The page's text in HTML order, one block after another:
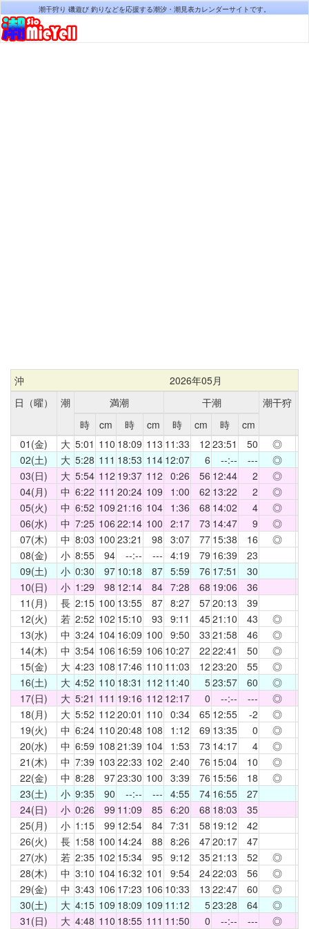
潮干狩り 磯遊び 釣りなどを応援する潮汐・潮見表カレンダーサイトです。
沖
2026年05月
日（曜）
潮 満潮 干潮 潮干狩
時
cm 時 cm 時 cm 時
cm
01(金)
大 5:01 110 18:09 113 11:33 12 23:51 50 ◎
02(土)
大 5:28 111 18:53 114 12:07 6 --:-- --- ◎
03(日)
大 5:54 112 19:37 112 0:26 56 12:44 2 ◎
04(月)
中 6:22 111 20:24 109 1:00 62 13:22 2 ◎
05(火)
中 6:52 109 21:16 104 1:36 68 14:02 4 ◎
06(水)
中 7:25 106 22:14 100 2:17 73 14:47 9 ◎
07(木)
中 8:03 100 23:21 98 3:07 77 15:38 16 ◎
08(金)
小 8:55 94 --:-- --- 4:19 79 16:39 23
09(土)
小 0:30 97 10:18 87 5:59 76 17:51 30
10(日)
小 1:29 98 12:14 84 7:28 68 19:06 36
11(月)
長 2:15 100 13:55 87 8:27 5720:13 39
12(火)
若 2:52 102 15:10 93 9:11 4521:10 43 ◎
13(水)
中 3:24 104 16:09 100 9:50 33 21:58 46 ◎
14(木)
中 3:54 106 16:59 106 10:27 22 22:41 50 ◎
15(金)
大 4:23 108 17:46 110 11:03 12 23:20 55 ◎
16(土)
大 4:52 110 18:31 112 11:40 523:57 60 ◎
17(日)
大 5:21 111 19:16 112 12:17 0 --:-- --- ◎
18(月)
大 5:52 112 20:01 110 0:34 65 12:55 -2 ◎
19(火)
中 6:24 110 20:48 108 1:12 69 13:35 0 ◎
20(水)
中 6:59 108 21:39 104 1:53 73 14:17 4 ◎
21(木)
中 7:39 103 22:33 102 2:40 76 15:04 10 ◎
22(金)
中 8:28 9723:30 100 3:39 76 15:56 18 ◎
23(土)
小 9:35 90 --:-- --- 4:55 74 16:55 27
24(日)
小 0:26 99 11:09 85 6:20 68 18:03 35
25(月)
小 1:15 99 12:54 84 7:31 58 19:12 42
26(火)
長 1:58 100 14:24 88 8:26 4720:17 47
27(水)
若 2:35 102 15:34 95 9:12 3521:13 52 ◎
28(木)
中 3:10 104 16:32 101 9:54 2422:03 56 ◎
29(金)
中 3:43 106 17:23 106 10:33 13 22:47 60 ◎
30(土)
大 4:15 109 18:09 109 11:12 523:28 64 ◎
31(日)
大 4:48 110 18:55 111 11:50 0 --:-- --- ◎